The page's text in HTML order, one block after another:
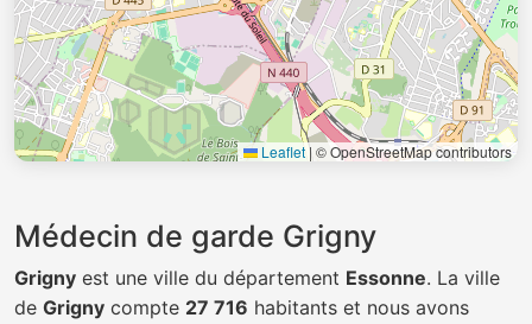
Leaflet| © OpenStreetMap contributors
Médecin de garde Grigny
Grigny est une ville du département Essonne. La ville
de Grigny compte 27 716 habitants et nous avons